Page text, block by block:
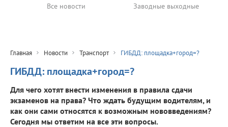
Все новости Заводные выходные
Главная Новости Транспорт ГИБДД: площадка+город=?
ГИБДД: площадка+город=?
Для чего хотят внести изменения в правила сдачи
экзаменов на права? Что ждать будущим водителям, и
как они сами относятся к возможным нововведениям?
Сегодня мы ответим на все эти вопросы.